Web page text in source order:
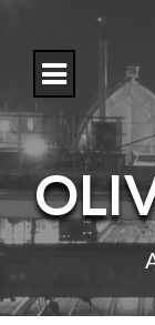
o
c
n
e